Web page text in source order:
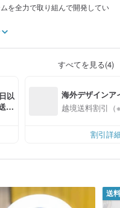
を全力で取り組んで開発してい
て、新しい事物を作ります。
す。
すべてを見る(4)
以
料
海外デザインア
入
越境送料割引（
割引詳
送